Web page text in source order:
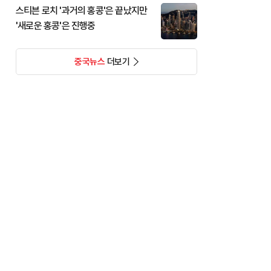
스티븐 로치 '과거의 홍콩'은 끝났지만
'새로운 홍콩'은 진행중
중국뉴스더보기